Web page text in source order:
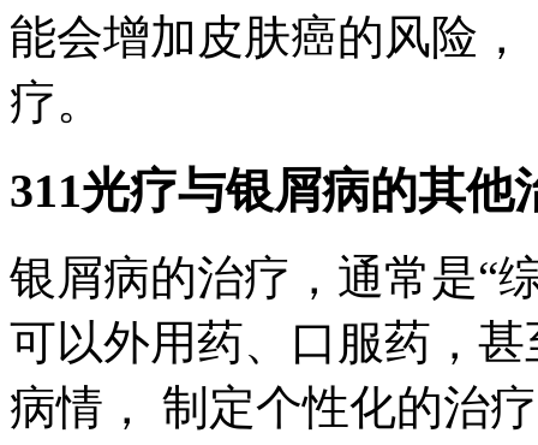
能会增加皮肤癌的风险
疗。
311光疗与银屑病的其他
银屑病的治疗，通常是“
可以外用药、口服药，
病情， 制定个性化的治